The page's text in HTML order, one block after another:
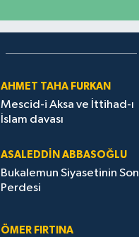
AHMET TAHA FURKAN
Mescid-i Aksa ve İttihad-ı
İslam davası
ASALEDDIN ABBASOĞLU
Bukalemun Siyasetinin Son
Perdesi
ÖMER FIRTINA